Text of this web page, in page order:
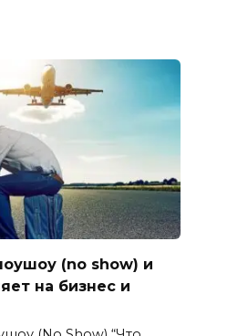
(no show) и
на бизнес и